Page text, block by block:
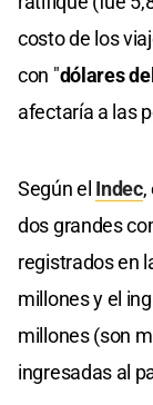
costo de los
con "dólares
afectaría a las
Según el Indec,
dos grandes
registrados en
millones y el
millones (son
ingresadas al